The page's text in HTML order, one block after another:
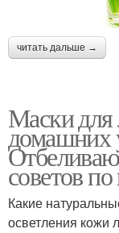
читать дальше →
Маски
домашних
советов
Какие
осветления кожи